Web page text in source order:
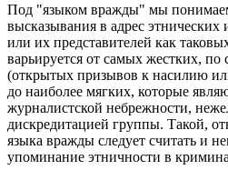
Под "языком вражды" мы
высказывания в адрес
или их представителей как
варьируется от самых жестких,
(открытых призывов к насилию
до наиболее мягких, которые
журналистской небрежности,
дискредитацией группы. Такой,
языка вражды следует считать и
упоминание этничности в